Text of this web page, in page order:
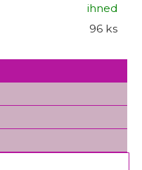
ihned
96 ks